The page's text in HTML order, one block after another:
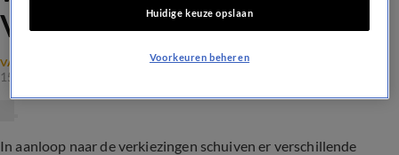
Vandaag Inside
VANDAAG INSIDE NIEUWS
15 nov 2023, 08:51
In aanloop naar de verkiezingen schuiven er verschillende
Huidige keuze opslaan
Voorkeuren beheren